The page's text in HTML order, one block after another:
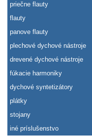
priečne flauty
flauty
panove flauty
plechové dychové nástroje
drevené dychové nástroje
fúkacie harmoniky
dychové syntetizátory
plátky
stojany
iné príslušenstvo